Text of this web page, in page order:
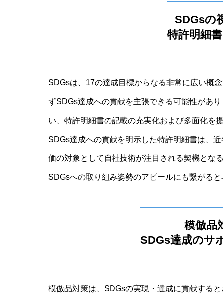
SDGsの
特許明細
SDGsは、17の達成目標からなる非常に広い概
ずSDGs達成への貢献を主張できる可能性があ
い、特許明細書の記載の充実化および多面化を
SDGs達成への貢献を明示した特許明細書は、
価の対象として自社技術が注目される契機とな
SDGsへの取り組み姿勢のアピールにも繋がる
模倣品
SDGs達成のサ
模倣品対策は、SDGsの実現・達成に貢献する